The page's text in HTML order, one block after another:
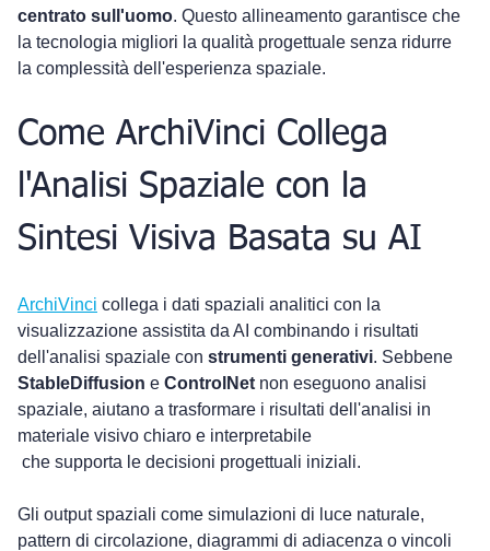
centrato sull'uomo. Questo allineamento garantisce che
la tecnologia migliori la qualità progettuale senza ridurre
la complessità dell'esperienza spaziale.
Come ArchiVinci Collega
l'Analisi Spaziale con la
Sintesi Visiva Basata su AI
ArchiVinci collega i dati spaziali analitici con la
visualizzazione assistita da AI combinando i risultati
dell'analisi spaziale con strumenti generativi. Sebbene
StableDiffusion e ControlNet non eseguono analisi
spaziale, aiutano a trasformare i risultati dell'analisi in
materiale visivo chiaro e interpretabile
che supporta le decisioni progettuali iniziali.
Gli output spaziali come simulazioni di luce naturale,
pattern di circolazione, diagrammi di adiacenza o vincoli